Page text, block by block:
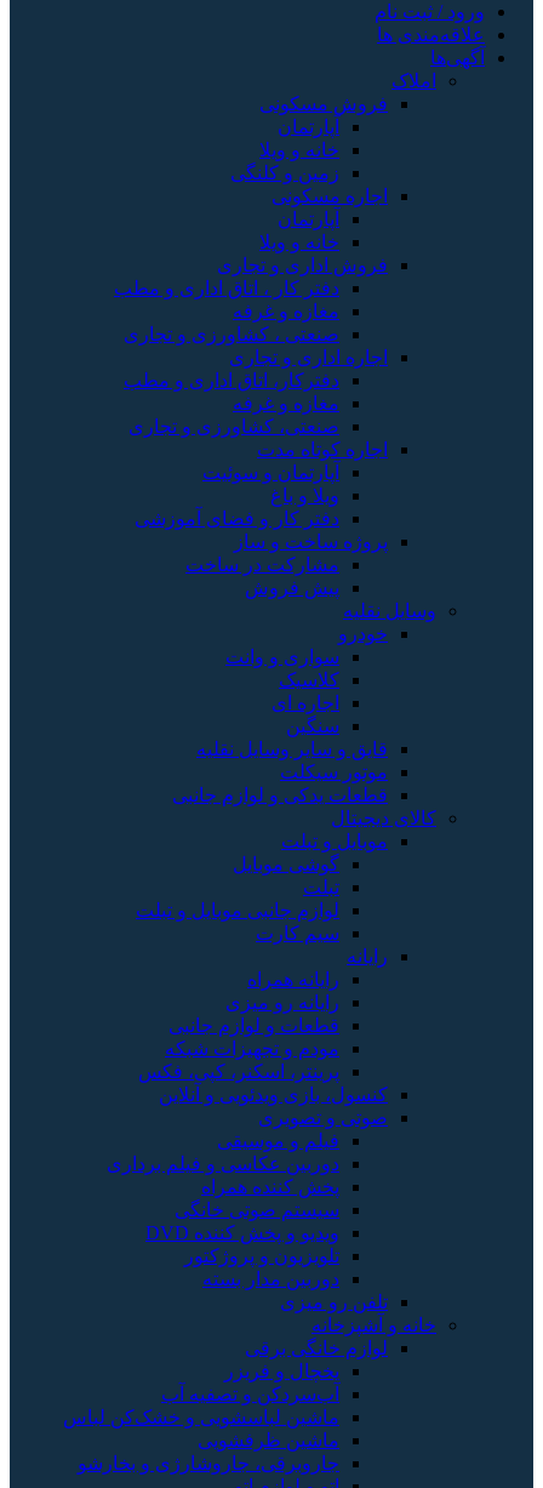
ورود / ثبت نام
علاقه‌مندی ها
آگهی‌ها
املاک
فروش مسکونی
آپارتمان
خانه و ویلا
زمین و کلنگی
اجاره مسکونی
آپارتمان
خانه و ویلا
فروش اداری و تجاری
دفتر کار ، اتاق اداری و مطب
مغازه و غرفه
صنعتی ، کشاورزی و تجاری
اجاره اداری و تجاری
دفترکار، اتاق اداری و مطب
مغازه و غرفه
صنعتی، کشاورزی و تجاری
اجاره کوتاه مدت
آپارتمان و سوئیت
ویلا و باغ
دفتر کار و فضای آموزشی
پروژه ساخت و ساز
مشارکت در ساخت
پیش فروش
وسایل نقلیه
خودرو
سواری و وانت
کلاسیک
اجاره ای
سنگین
قایق و سایر وسایل نقلیه
موتور سیکلت
قطعات یدکی و لوازم جانبی
کالای دیجیتال
موبایل و تبلت
گوشی موبایل
تبلت
لوازم جانبی موبایل و تبلت
سیم کارت
رایانه
رایانه همراه
رایانه رو میزی
قطعات و لوازم جانبی
مودم و تجهیزات شبکه
پرینتر، اسکنر، کپی، فکس
کنسول، بازی‌ ویدئویی و آنلاین
صوتی و تصویری
فیلم و موسیقی
دوربین عکاسی و فیلم برداری
پخش کننده همراه
سیستم صوتی خانگی
ویدیو و پخش کننده DVD
تلویزیون و پروژکتور
دوربین مدار بسته
تلفن رو میزی
خانه و آشپزخانه
لوازم خانگی برقی
یخچال و فریزر
آب‌سردکن و تصفیه آب
ماشین لباسشویی و خشک‌کن لباس
ماشین ظرفشویی
جاروبرقی، جاروشارژی و بخارشو